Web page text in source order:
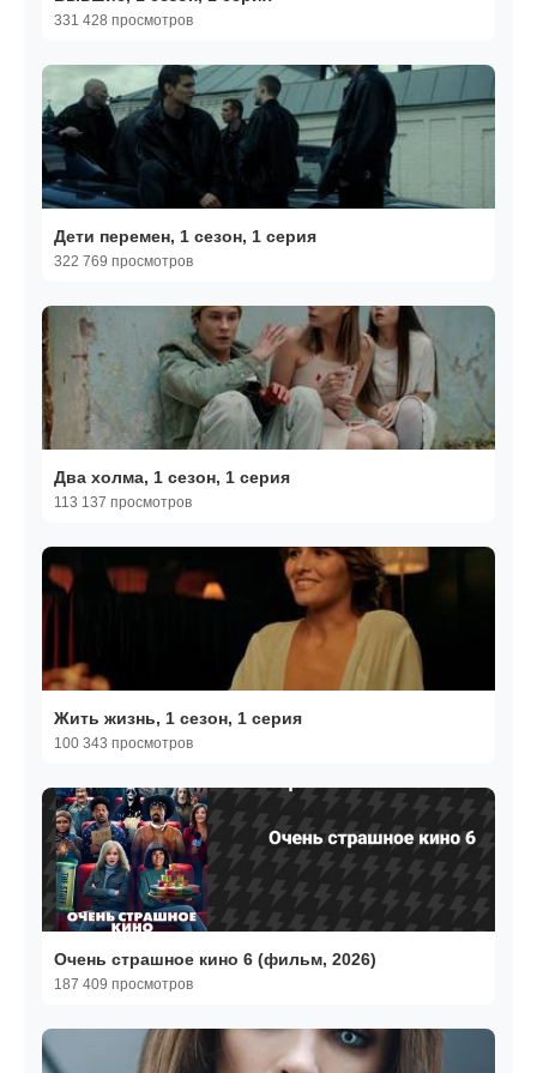
331 428 просмотров
Дети перемен, 1 сезон, 1 серия
322 769 просмотров
Два холма, 1 сезон, 1 серия
113 137 просмотров
Жить жизнь, 1 сезон, 1 серия
100 343 просмотров
Очень страшное кино 6 (фильм, 2026)
187 409 просмотров